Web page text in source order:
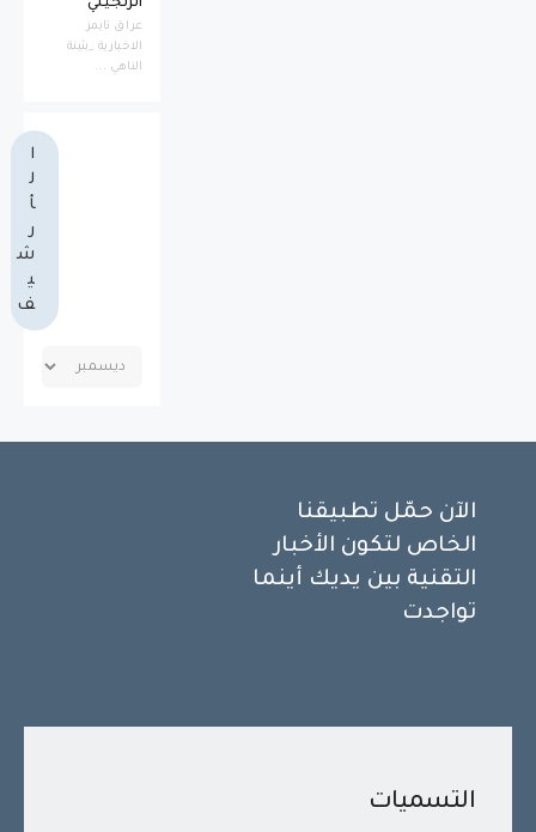
الزنجيلي
عراق تايمز
الاخبارية _بثينة
الناهي ...
ا
ل
أ
ر
ش
ي
ف
الآن حمّل تطبيقنا
الخاص لتكون الأخبار
التقنية بين يديك أينما
تواجدت
التسميات